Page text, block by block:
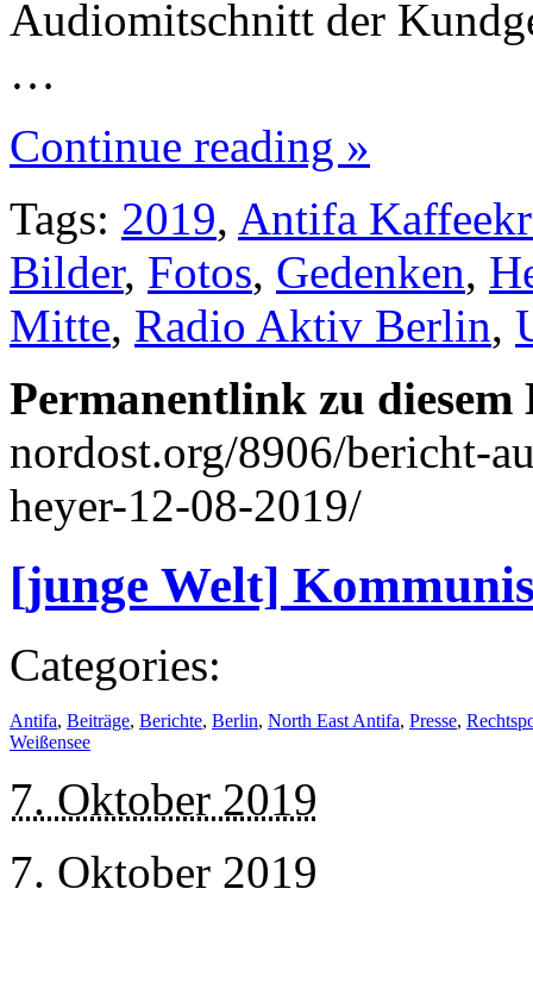
Audiomitschnitt der
…
Continue reading »
Tags: 2019, Antifa
Bilder, Fotos, Gedenken,
Mitte, Radio Aktiv Berlin,
Permanentlink zu
nordost.org/8906/bericht-
heyer-12-08-2019/
[junge Welt]
Categories:
Antifa, Beiträge, Berichte, Berlin, North East Antifa, Presse,
Weißensee
7. Oktober 2019
7. Oktober 2019